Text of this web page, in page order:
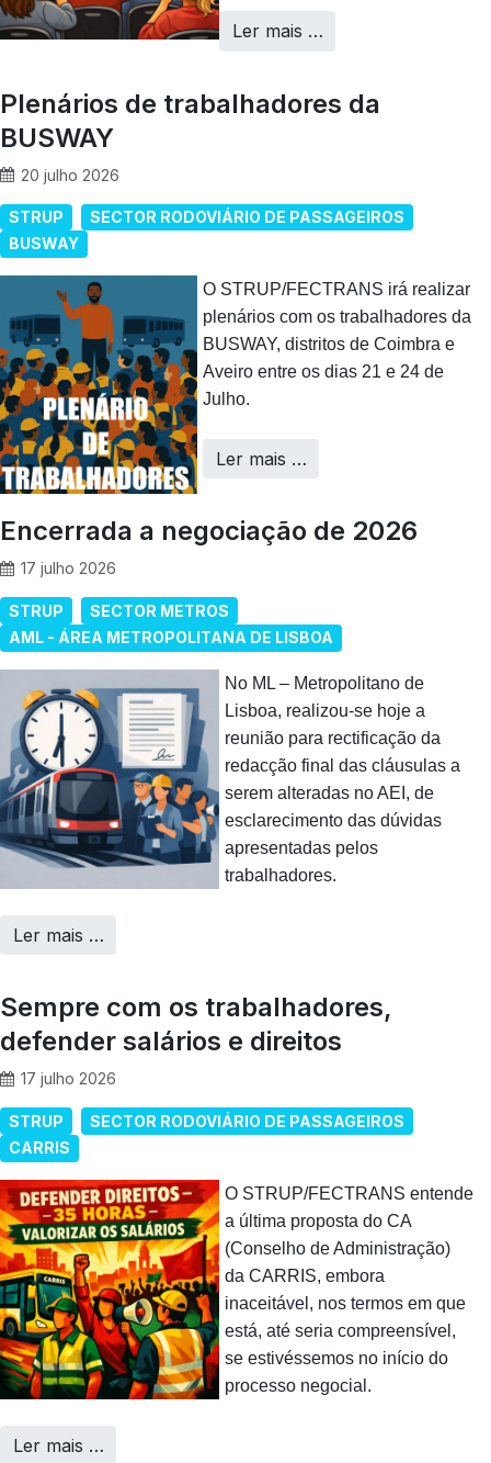
Ler mais …
Plenários de trabalhadores da
BUSWAY
20 julho 2026
STRUP
SECTOR RODOVIÁRIO DE PASSAGEIROS
BUSWAY
O STRUP/FECTRANS irá realizar
plenários com os trabalhadores da
BUSWAY, distritos de Coimbra e
Aveiro entre os dias 21 e 24 de
Julho.
Ler mais …
Encerrada a negociação de 2026
17 julho 2026
STRUP
SECTOR METROS
AML - ÁREA METROPOLITANA DE LISBOA
No ML – Metropolitano de
Lisboa, realizou-se hoje a
reunião para rectificação da
redacção final das cláusulas a
serem alteradas no AEI, de
esclarecimento das dúvidas
apresentadas pelos
trabalhadores.
Ler mais …
Sempre com os trabalhadores,
defender salários e direitos
17 julho 2026
STRUP
SECTOR RODOVIÁRIO DE PASSAGEIROS
CARRIS
O STRUP/FECTRANS entende
a última proposta do CA
(Conselho de Administração)
da CARRIS, embora
inaceitável, nos termos em que
está, até seria compreensível,
se estivéssemos no início do
processo negocial.
Ler mais …